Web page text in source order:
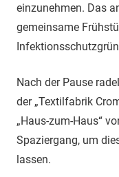
einzunehmen. Das
gemeinsame
Nach der Pause
der „Textilfabrik
„Haus-zum-Haus“
Spaziergang, um
lassen.